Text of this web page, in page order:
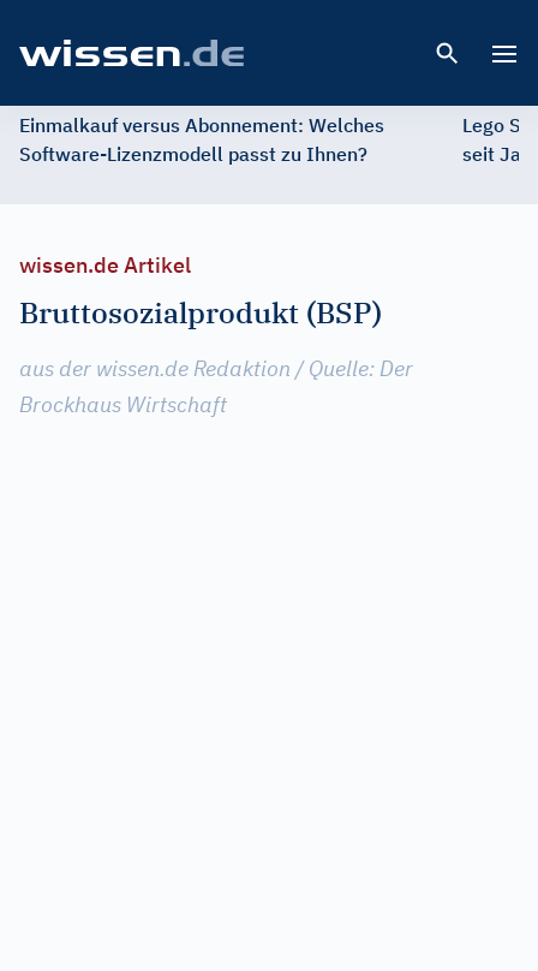
Einmalkauf versus Abonnement: Welches
Software-Lizenzmodell passt zu Ihnen?
Lego
seit
wissen.de Artikel
Bruttosozialprodukt (BSP)
aus der wissen.de Redaktion / Quelle: Der
Brockhaus Wirtschaft